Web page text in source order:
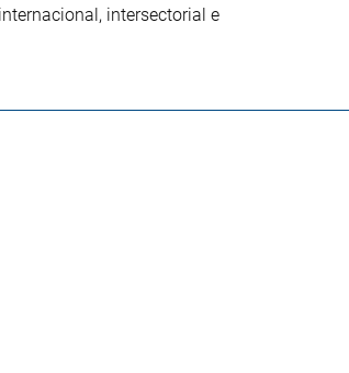
intersectorial e